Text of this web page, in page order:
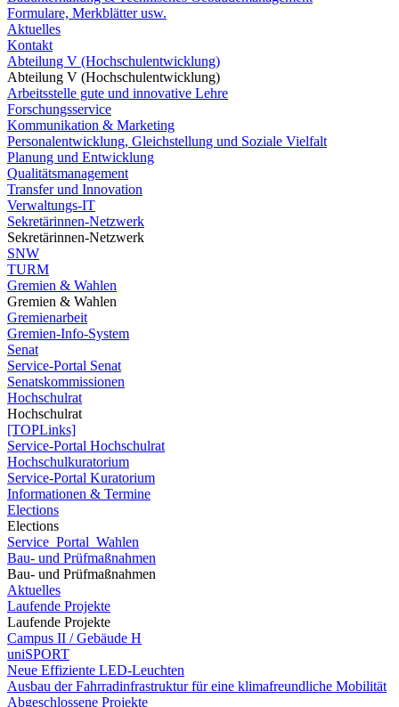
Formulare, Merkblätter usw.
Aktuelles
Kontakt
Abteilung V (Hochschulentwicklung)
Abteilung V (Hochschulentwicklung)
Arbeitsstelle gute und innovative Lehre
Forschungsservice
Kommunikation & Marketing
Personalentwicklung, Gleichstellung und Soziale Vielfalt
Planung und Entwicklung
Qualitätsmanagement
Transfer und Innovation
Verwaltungs-IT
Sekretärinnen-Netzwerk
Sekretärinnen-Netzwerk
SNW
TURM
Gremien & Wahlen
Gremien & Wahlen
Gremienarbeit
Gremien-Info-System
Senat
Service-Portal Senat
Senatskommissionen
Hochschulrat
Hochschulrat
[TOPLinks]
Service-Portal Hochschulrat
Hochschulkuratorium
Service-Portal Kuratorium
Informationen & Termine
Elections
Elections
Service_Portal_Wahlen
Bau- und Prüfmaßnahmen
Bau- und Prüfmaßnahmen
Aktuelles
Laufende Projekte
Laufende Projekte
Campus II / Gebäude H
uniSPORT
Neue Effiziente LED-Leuchten
Ausbau der Fahrradinfrastruktur für eine klimafreundliche Mobilität
Abgeschlossene Projekte